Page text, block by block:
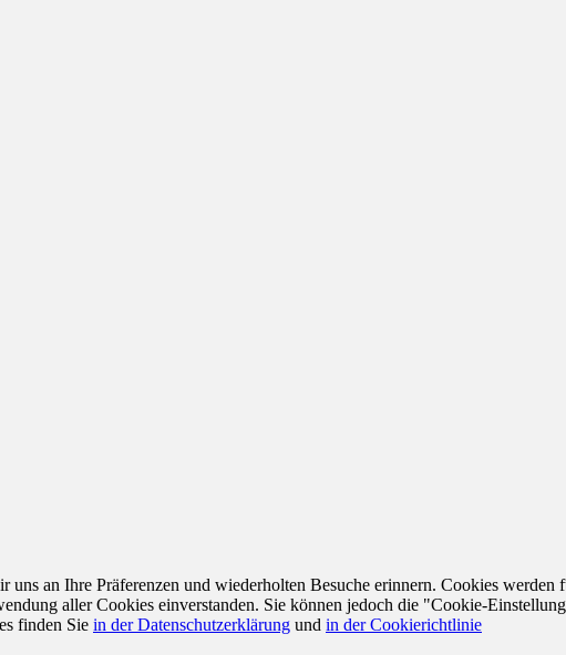
nach Pflegediensten
an Ihre Präferenzen und wiederholten Besuche erinnern. Cookies werden
aller Cookies einverstanden. Sie können jedoch die "Cookie-
finden Sie in der Datenschutzerklärung und in der Cookierichtlinie